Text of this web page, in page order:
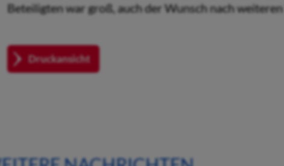
Beteiligten war groß, auch der Wunsch nach
Druckansicht